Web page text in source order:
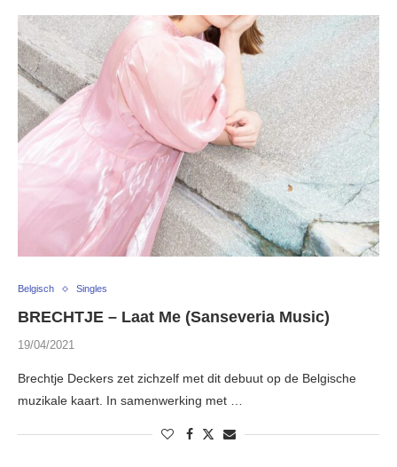
Belgisch Singles
BRECHTJE – Laat Me (Sanseveria Music)
19/04/2021
Brechtje Deckers zet zichzelf met dit debuut op de Belgische
muzikale kaart. In samenwerking met …